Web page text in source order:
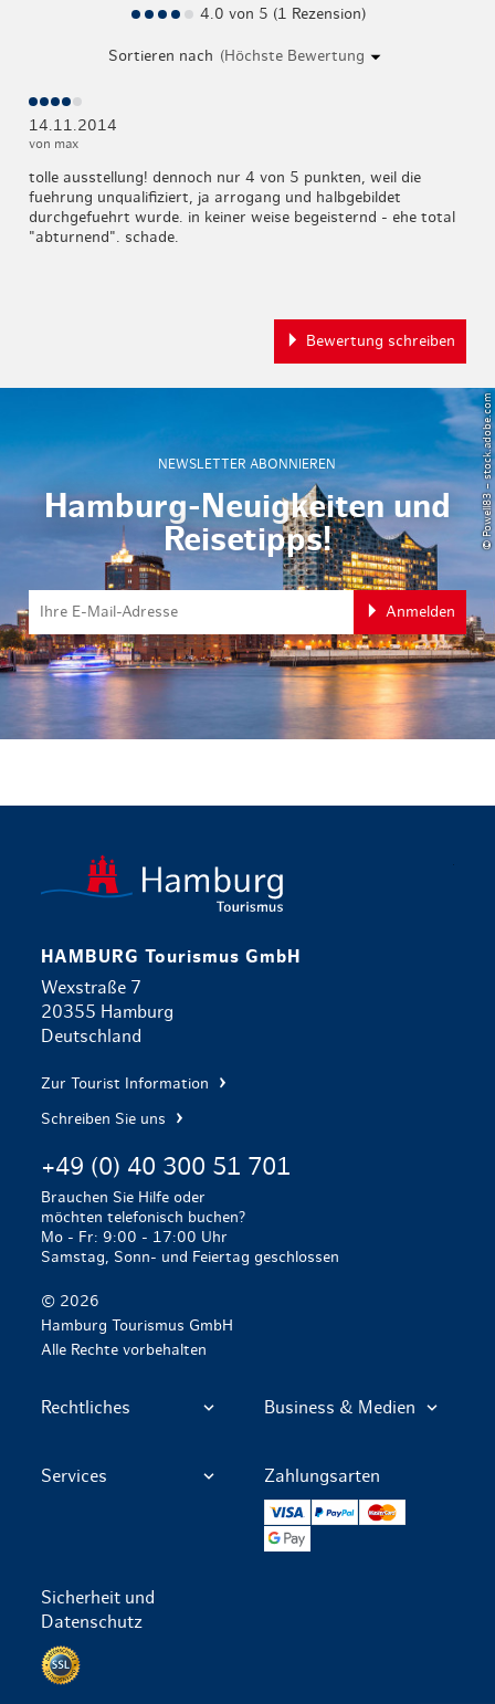
4.0 von 5 (1 Rezension)
Sortieren nach
14.11.2014
von max
tolle ausstellung! dennoch nur 4 von 5 punkten, weil die
fuehrung unqualifiziert, ja arrogang und halbgebildet
durchgefuehrt wurde. in keiner weise begeisternd - ehe total
"abturnend". schade.
Bewertung schreiben
NEWSLETTER ABONNIEREN
Hamburg-Neuigkeiten und
Reisetipps!
Anmelden
© Powell83 – stock.adobe.com
HAMBURG Tourismus GmbH
Wexstraße 7
20355 Hamburg
Deutschland
Zur Tourist Information
Schreiben Sie uns
+49 (0) 40 300 51 701
Brauchen Sie Hilfe oder
möchten telefonisch buchen?
Mo - Fr: 9:00 - 17:00 Uhr
Samstag, Sonn- und Feiertag geschlossen
© 2026
Hamburg Tourismus GmbH
Alle Rechte vorbehalten
Rechtliches Business & Medien
Services Zahlungsarten
PayPal
Sicherheit und
Datenschutz